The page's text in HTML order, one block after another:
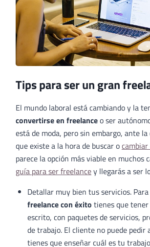
Tips para ser un gran
El mundo laboral está cambiando y la
convertirse en freelanceo ser
está de moda, pero sin embargo, ante
que existe a la hora de buscar o
parece la opción más viable en muchos
guía para ser freelancey llegarás a ser
Detallar muy bien tus servicios. Para
freelance con éxito tienes que
escrito, con paquetes de servicios,
de trabajo. El cliente no puede pedir
tienes que enseñar cuál es tu